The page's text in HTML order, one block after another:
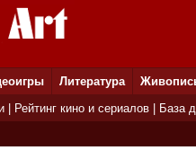
Литература
Рейтинг кино и сериалов База